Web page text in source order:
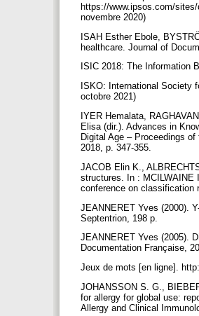
https://www.ipsos.com/
novembre 2020)
ISAH Esther Ebole,
healthcare. Journal of
ISIC 2018: The Information
ISKO: International Society
octobre 2021)
IYER Hemalata,
Elisa (dir.). Advances in
Digital Age – Proceedings
2018, p. 347-355.
JACOB Elin K.,
structures. In : MCILWAINE
conference on classification
JEANNERET Yves (2000).
Septentrion, 198 p.
JEANNERET Yves (2005).
Documentation Française,
Jeux de mots [en ligne].
JOHANSSON S. G.,
for allergy for global use:
Allergy and Clinical